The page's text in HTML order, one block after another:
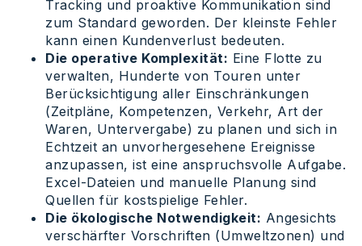
Tracking und proaktive Kommunikation sind
zum Standard geworden. Der kleinste Fehler
kann einen Kundenverlust bedeuten.
Die operative Komplexität: Eine Flotte zu
verwalten, Hunderte von Touren unter
Berücksichtigung aller Einschränkungen
(Zeitpläne, Kompetenzen, Verkehr, Art der
Waren, Untervergabe) zu planen und sich in
Echtzeit an unvorhergesehene Ereignisse
anzupassen, ist eine anspruchsvolle Aufgabe.
Excel-Dateien und manuelle Planung sind
Quellen für kostspielige Fehler.
Die ökologische Notwendigkeit: Angesichts
verschärfter Vorschriften (Umweltzonen) und